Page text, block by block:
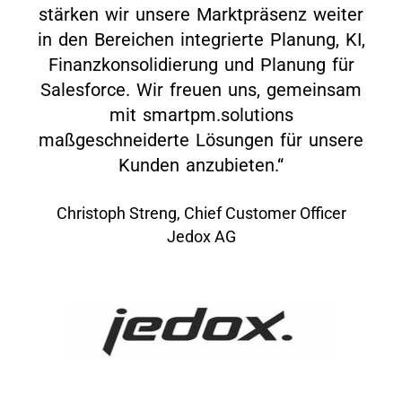
stärken wir unsere Marktpräsenz weiter
in den Bereichen integrierte Planung, KI,
Finanzkonsolidierung und Planung für
Salesforce. Wir freuen uns, gemeinsam
mit smartpm.solutions
maßgeschneiderte Lösungen für unsere
Kunden anzubieten.“
Christoph Streng, Chief Customer Officer
Jedox AG